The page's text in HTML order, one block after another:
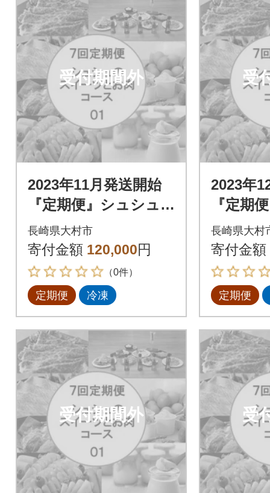
受付期間外
2023年11月発送開始
『定期便』シュシュ
のスイーツとお肉コ
ース01 全7回
長崎県大村市
寄付金額 120,000円
（0件）
定期便 冷凍
受
2023年
『定期
のスイ
ース01
長崎県大村
寄付金額
定期便
受付期間外 受